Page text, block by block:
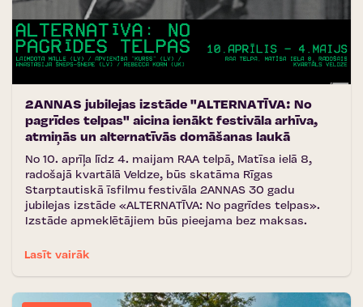
2ANNAS jubilejas izstāde "ALTERNATĪVA: No
pagrīdes telpas" aicina ienākt festivāla arhīva,
atmiņās un alternatīvās domāšanas laukā
No 10. aprīļa līdz 4. maijam RAA telpā, Matīsa ielā 8,
radošajā kvartālā Veldze, būs skatāma Rīgas
Starptautiskā īsfilmu festivāla 2ANNAS 30 gadu
jubilejas izstāde «ALTERNATĪVA: No pagrīdes telpas».
Izstāde apmeklētājiem būs pieejama bez maksas.
Lasīt vairāk